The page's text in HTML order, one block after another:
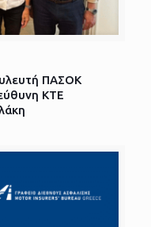
ΠΑΣΟΚ
ΚΤΕ